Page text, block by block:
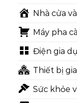
Nhà cửa
Máy pha
Điện gia
Thiết bị
Sức khỏe